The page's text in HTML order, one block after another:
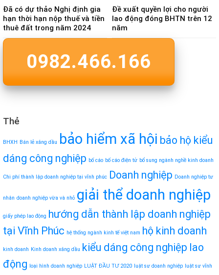
Đã có dự thảo Nghị định gia
hạn thời hạn nộp thuế và tiền
thuê đất trong năm 2024
Đề xuất quyền lợi cho người
lao động đóng BHTN trên 12
năm
0982.466.166
Thẻ
BHXH Bán lẻ xăng dầu bảo hiểm xã hội bảo hộ kiểu
dáng công nghiệp bố cáo bố cáo điện tử bổ sung ngành nghề kinh doanh
Chi phí thành lập doanh nghiệp tại vĩnh phúc Doanh nghiệp Doanh nghiệp tư
nhân doanh nghiệp vừa và nhỏ giải thể doanh nghiệp
giấy phép lao động hướng dẫn thành lập doanh nghiệp
tại Vĩnh Phúc hệ thống ngành kinh tế việt nam hộ kinh doanh
kinh doanh Kinh doanh xăng dầu kiểu dáng công nghiệp lao
động loại hình doanh nghiệp LUẬT ĐẦU TƯ 2020 luật sư doanh nghiệp luật sư vĩnh